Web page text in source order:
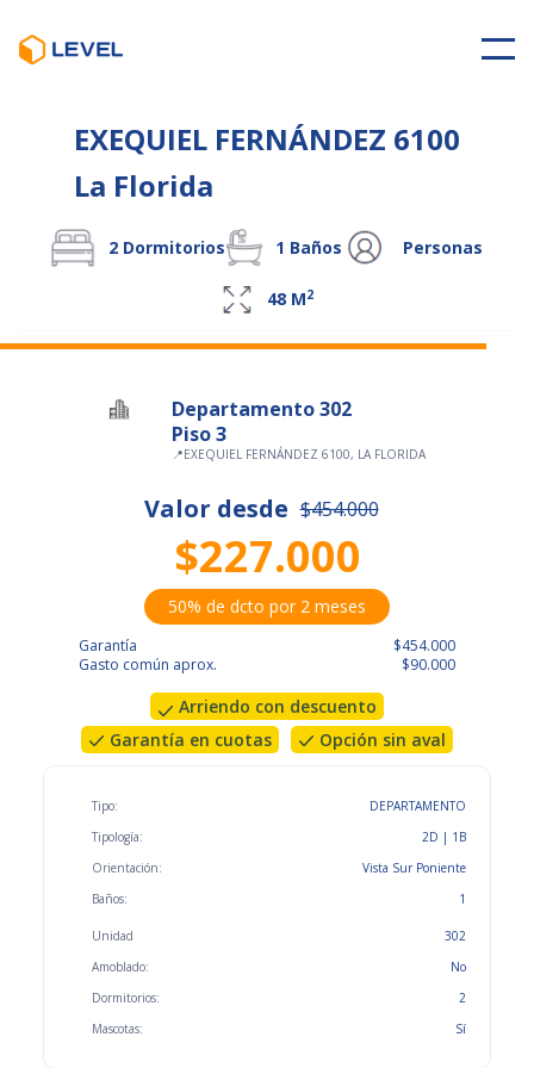
EXEQUIEL FERNÁNDEZ 6100
La Florida
2 Dormitorios 1 Baños Personas
48 M2
Departamento 302
Piso 3
📍EXEQUIEL FERNÁNDEZ 6100, LA FLORIDA
Valor desde $454.000
$227.000
50% de dcto por 2 meses
Garantía
Gasto común aprox.
$454.000
$90.000
Arriendo con descuento
Garantía en cuotas
Opción sin aval
Tipo:
Tipología:
Orientación:
Baños:
DEPARTAMENTO
2D | 1B
Vista Sur Poniente
1
Unidad
Amoblado:
Dormitorios:
Mascotas:
302
No
2
Sí